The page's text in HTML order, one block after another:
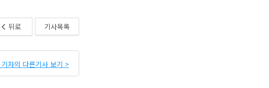
뒤로 기사목록
기자의 다른기사 보기 >